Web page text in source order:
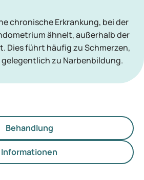
chronische Erkrankung, bei der
ähnelt, außerhalb der
Dies führt häufig zu Schmerzen,
zu Narbenbildung.
Behandlung
Informationen